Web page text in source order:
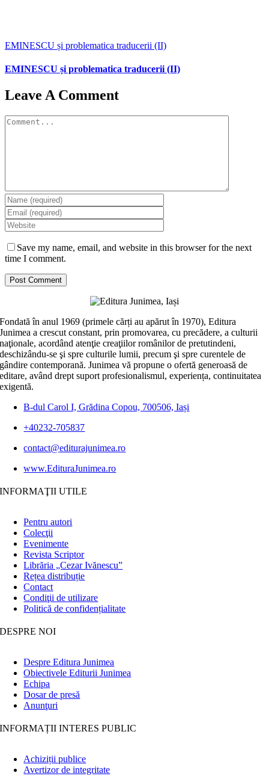
EMINESCU și problematica traducerii (II)
EMINESCU și problematica traducerii (II)
Leave A Comment
Comment
Save my name, email, and website in this browser for the next
time I comment.
Fondată în anul 1969 (primele cărți au apărut în 1970), Editura
Junimea a crescut constant, prin promovarea, cu precădere, a culturii
naţionale, acordând atenţie creaţiilor românilor de pretutindeni,
deschizându-se şi spre culturile lumii, precum şi spre curentele de
gândire contemporană. Junimea vă propune o ofertă generoasă de
editare, având drept suport profesionalismul, experiența, continuitatea
exigentă.
B-dul Carol I, Grădina Copou, 700506, Iași
+40232-705837
contact@editurajunimea.ro
www.EdituraJunimea.ro
INFORMAŢII UTILE
Pentru autori
Colecţii
Evenimente
Revista Scriptor
Librăria „Cezar Ivănescu”
Rețea distribuție
Contact
Condiţii de utilizare
Politică de confidențialitate
DESPRE NOI
Despre Editura Junimea
Obiectivele Editurii Junimea
Echipa
Dosar de presă
Anunţuri
INFORMAȚII INTERES PUBLIC
Achiziții publice
Avertizor de integritate